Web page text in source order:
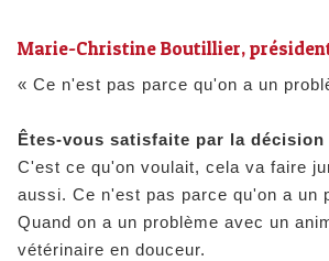
Marie-Christine Boutillier,
« Ce n'est pas parce qu'on a un
Êtes-vous satisfaite par la
C'est ce qu'on voulait, cela va faire
aussi. Ce n'est pas parce qu'on a un
Quand on a un problème avec un
vétérinaire en douceur.